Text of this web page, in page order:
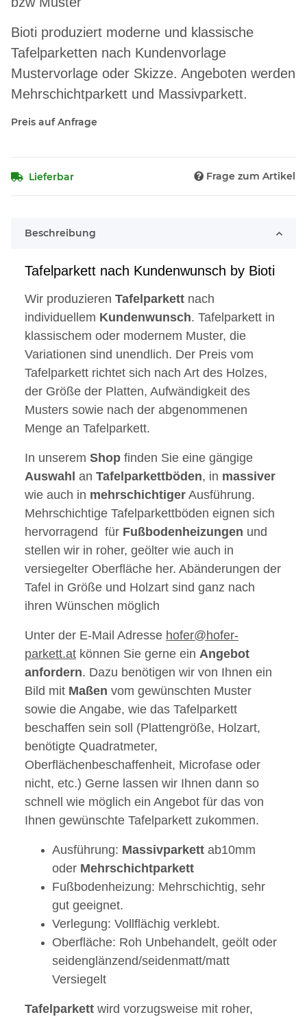
Bioti produziert moderne und klassische
Tafelparketten nach Kundenvorlage
Mustervorlage oder Skizze. Angeboten werden
Mehrschichtparkett und Massivparkett.
Preis auf Anfrage
Lieferbar Frage zum Artikel
Beschreibung
Tafelparkett nach Kundenwunsch by Bioti
Wir produzieren Tafelparkett nach
individuellem Kundenwunsch. Tafelparkett in
klassischem oder modernem Muster, die
Variationen sind unendlich. Der Preis vom
Tafelparkett richtet sich nach Art des Holzes,
der Größe der Platten, Aufwändigkeit des
Musters sowie nach der abgenommenen
Menge an Tafelparkett.
In unserem Shop finden Sie eine gängige
Auswahl an Tafelparkettböden, in massiver
wie auch in mehrschichtiger Ausführung.
Mehrschichtige Tafelparkettböden eignen sich
hervorragend für Fußbodenheizungen und
stellen wir in roher, geölter wie auch in
versiegelter Oberfläche her. Abänderungen der
Tafel in Größe und Holzart sind ganz nach
ihren Wünschen möglich
Unter der E-Mail Adresse hofer@hofer-
parkett.at können Sie gerne ein Angebot
anfordern. Dazu benötigen wir von Ihnen ein
Bild mit Maßen vom gewünschten Muster
sowie die Angabe, wie das Tafelparkett
beschaffen sein soll (Plattengröße, Holzart,
benötigte Quadratmeter,
Oberflächenbeschaffenheit, Microfase oder
nicht, etc.) Gerne lassen wir Ihnen dann so
schnell wie möglich ein Angebot für das von
Ihnen gewünschte Tafelparkett zukommen.
Ausführung: Massivparkett ab10mm
oder Mehrschichtparkett
Fußbodenheizung: Mehrschichtig, sehr
gut geeignet.
Verlegung: Vollflächig verklebt.
Oberfläche: Roh Unbehandelt, geölt oder
seidenglänzend/seidenmatt/matt
Versiegelt
Tafelparkett wird vorzugsweise mit roher,